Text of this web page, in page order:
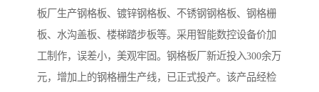
板厂生产钢格板、镀锌钢格板、不锈钢钢格板、钢格栅
板、水沟盖板、楼梯踏步板等。采用智能数控设备价加
工制作，误差小，美观牢固。钢格板厂新近投入300余万
元，增加上的钢格栅生产线，已正式投产。该产品经检